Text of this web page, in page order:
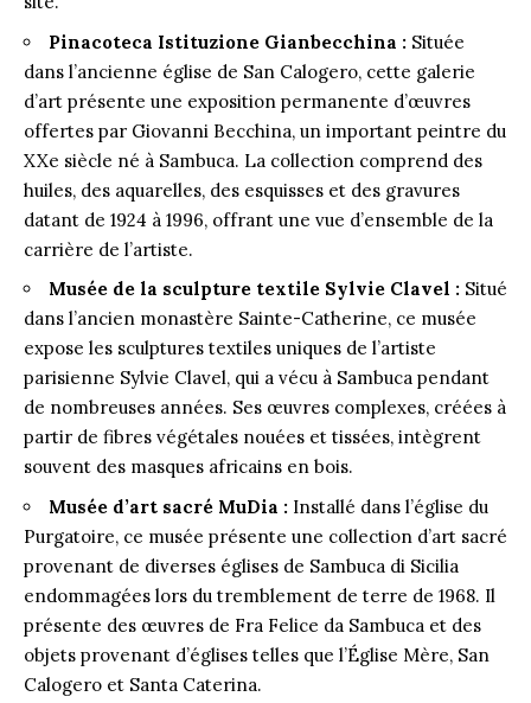
Pinacoteca Istituzione Gianbecchina : Située
dans l’ancienne église de San Calogero, cette galerie
d’art présente une exposition permanente d’œuvres
offertes par Giovanni Becchina, un important peintre du
XXe siècle né à Sambuca. La collection comprend des
huiles, des aquarelles, des esquisses et des gravures
datant de 1924 à 1996, offrant une vue d’ensemble de la
carrière de l’artiste.
Musée de la sculpture textile Sylvie Clavel : Situé
dans l’ancien monastère Sainte-Catherine, ce musée
expose les sculptures textiles uniques de l’artiste
parisienne Sylvie Clavel, qui a vécu à Sambuca pendant
de nombreuses années. Ses œuvres complexes, créées à
partir de fibres végétales nouées et tissées, intègrent
souvent des masques africains en bois.
Musée d’art sacré MuDia : Installé dans l’église du
Purgatoire, ce musée présente une collection d’art sacré
provenant de diverses églises de Sambuca di Sicilia
endommagées lors du tremblement de terre de 1968. Il
présente des œuvres de Fra Felice da Sambuca et des
objets provenant d’églises telles que l’Église Mère, San
Calogero et Santa Caterina.